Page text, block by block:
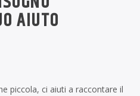
AIUTO
piccola, ci aiuti a raccontare il